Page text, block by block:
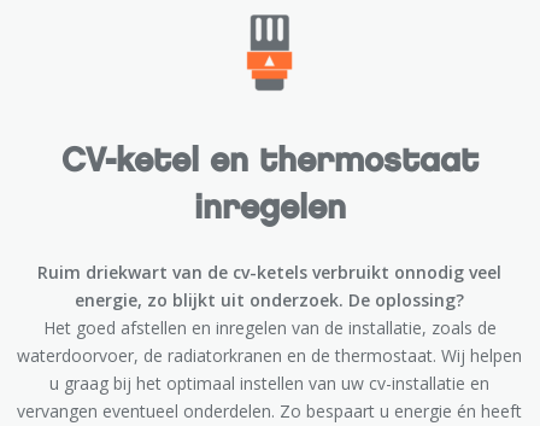
CV-ketel en thermostaat
inregelen
Ruim driekwart van de cv-ketels verbruikt onnodig veel
energie, zo blijkt uit onderzoek. De oplossing?
Het goed afstellen en inregelen van de installatie, zoals de
waterdoorvoer, de radiatorkranen en de thermostaat. Wij helpen
u graag bij het optimaal instellen van uw cv-installatie en
vervangen eventueel onderdelen. Zo bespaart u energie én heeft